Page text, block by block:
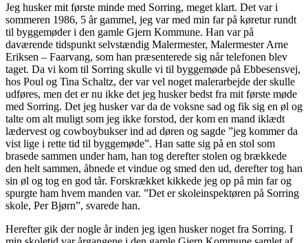
Jeg husker mit første minde med Sorring, meget klart. Det var i
sommeren 1986, 5 år gammel, jeg var med min far på køretur rundt
til byggemøder i den gamle Gjern Kommune. Han var på
daværende tidspunkt selvstændig Malermester, Malermester Arne
Eriksen – Faarvang, som han præsenterede sig når telefonen blev
taget. Da vi kom til Sorring skulle vi til byggemøde på Ebbesensvej,
hos Poul og Tina Schaltz, der var vel noget malerarbejde der skulle
udføres, men det er nu ikke det jeg husker bedst fra mit første møde
med Sorring. Det jeg husker var da de voksne sad og fik sig en øl og
talte om alt muligt som jeg ikke forstod, der kom en mand iklædt
lædervest og cowboybukser ind ad døren og sagde ”jeg kommer da
vist lige i rette tid til byggemøde”. Han satte sig på en stol som
brasede sammen under ham, han tog derefter stolen og brækkede
den helt sammen, åbnede et vindue og smed den ud, derefter tog han
sin øl og tog en god tår. Forskrækket kikkede jeg op på min far og
spurgte ham hvem manden var. ”Det er skoleinspektøren på Sorring
skole, Per Bjørn”, svarede han.
Herefter gik der nogle år inden jeg igen husker noget fra Sorring. I